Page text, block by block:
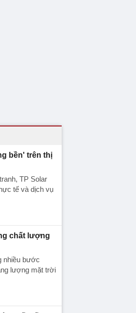
bền' trên thị
TP Solar
tế và dịch vụ
chất lượng
nhiều bước
lượng mặt trời